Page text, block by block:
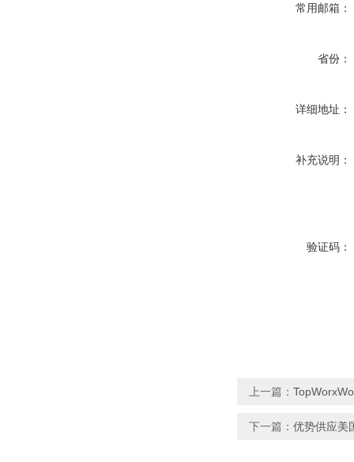
常用邮箱：
省份：
详细地址：
补充说明：
验证码：
上一篇：
下一篇： 优势供应美